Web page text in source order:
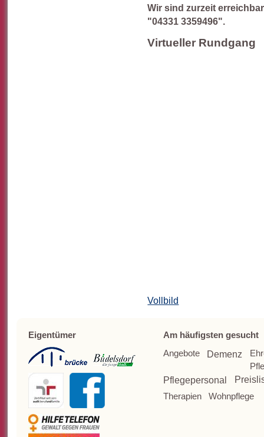
Wir sind zurzeit
"04331 3359496".
Virtueller Rundgang
Vollbild
Eigentümer
Am häufigsten gesucht
Angebote
Demenz
Pflegepersonal
Therapien
Wohnpflege